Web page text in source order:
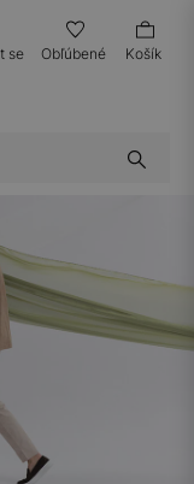
se Obľúbené Košík